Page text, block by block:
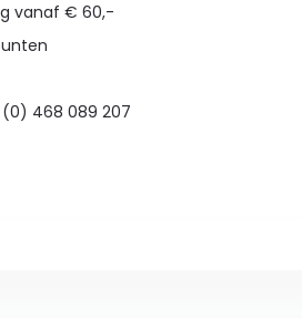
vanaf € 60,-
(0) 468 089 207